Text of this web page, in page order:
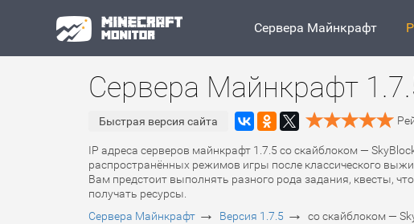
Сервера Майнкрафт
Сервера Майнкрафт
Быстрая версия сайта
IP адреса серверов майнкрафт 1.7.5 со скайблоком —
распространённых режимов игры после классического
Вам предстоит выполнять разного рода задания, квесты,
получать ресурсы.
Сервера Майнкрафт → Версия 1.7.5 → со скайблоком —